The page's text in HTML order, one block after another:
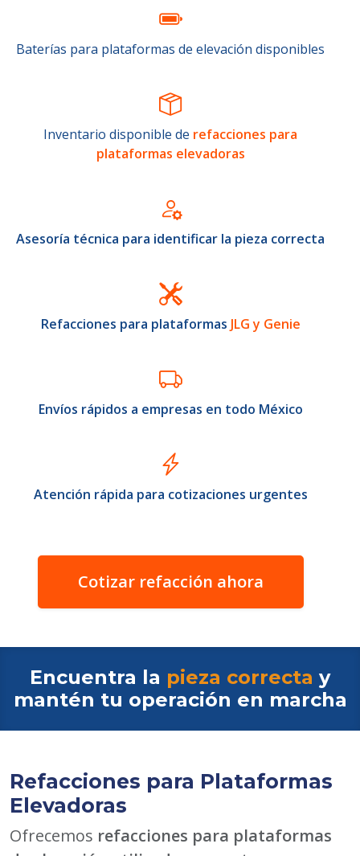
Baterías para plataformas de elevación disponibles
Inventario disponible de refacciones para
plataformas elevadoras
Asesoría técnica para identificar la pieza correcta
Refacciones para plataformas JLG y Genie
Envíos rápidos a empresas en todo México
Atención rápida para cotizaciones urgentes
Cotizar refacción ahora
Encuentra la pieza correcta y
mantén tu operación en marcha
Refacciones para Plataformas
Elevadoras
Ofrecemos refacciones para plataformas